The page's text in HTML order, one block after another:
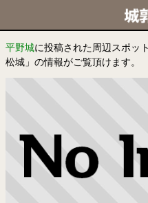
平野城に投稿された周辺スポッ
松城」の情報がご覧頂けます。